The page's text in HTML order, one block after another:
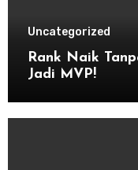
Uncategorized
Rank Naik
Jadi MVP!